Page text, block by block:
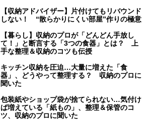
【収納アドバイザー】片付けてもリバウンド
しない！ “散らかりにくい部屋”作りの極意
【暮らし】収納のプロが「どんどん手放し
て！」と断言する「3つの食器」とは？ 上
手な整理＆収納のコツも伝授
キッチン収納を圧迫…大量に増えた「食
器」、どうやって整理する？ 収納のプロに
聞いた
包装紙やショップ袋が捨てられない…気付け
ば増えている「紙もの」、整理＆保管のコ
ツ、収納のプロに聞いた